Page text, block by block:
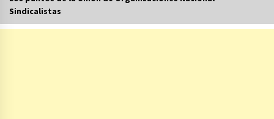
sale regalada
Sindicalistas